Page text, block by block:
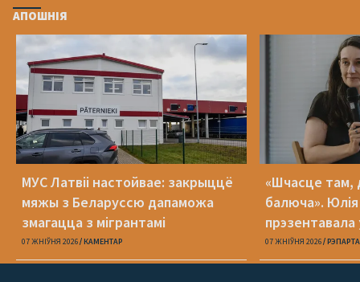
АПОШНІЯ
МУС Латвіі настойвае: закрыццё
мяжы з Беларуссю дапаможа
змагацца з мігрантамі
07 ЖНІЎНЯ 2026 КАМЕНТАР
«Шчасце там,
балюча».
«Пока я
07 ЖНІЎНЯ 2026